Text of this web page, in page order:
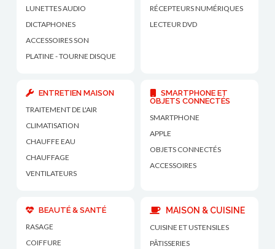
LUNETTES AUDIO
DICTAPHONES
ACCESSOIRES SON
PLATINE - TOURNE DISQUE
RÉCEPTEURS NUMÉRIQUES
LECTEUR DVD
ENTRETIEN MAISON
TRAITEMENT DE L'AIR
CLIMATISATION
CHAUFFE EAU
CHAUFFAGE
VENTILATEURS
SMARTPHONE ET
OBJETS CONNECTÉS
SMARTPHONE
APPLE
OBJETS CONNECTÉS
ACCESSOIRES
BEAUTÉ & SANTÉ
RASAGE
COIFFURE
MAISON & CUISINE
CUISINE ET USTENSILES
PÂTISSERIES